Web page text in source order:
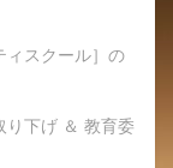
ィスクール］の
り下げ ＆ 教育委